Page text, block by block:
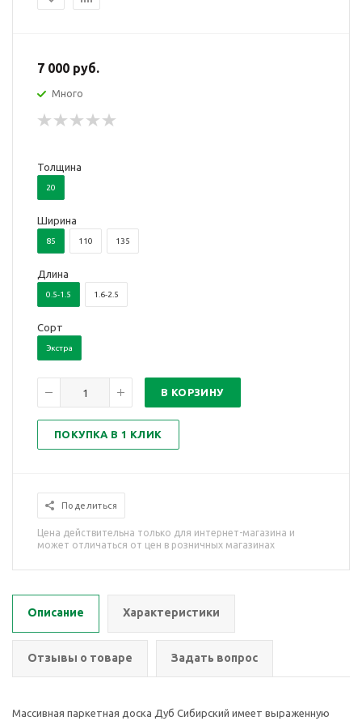
7 000 руб.
Много
Толщина
20
Ширина
85 110 135
Длина
0.5-1.5 1.6-2.5
Сорт
Экстра
В КОРЗИНУ
ПОКУПКА В 1 КЛИК
Поделиться
Цена действительна только для интернет-магазина и
может отличаться от цен в розничных магазинах
Описание Характеристики
Отзывы о товаре Задать вопрос
Массивная паркетная доска Дуб Сибирский имеет выраженную